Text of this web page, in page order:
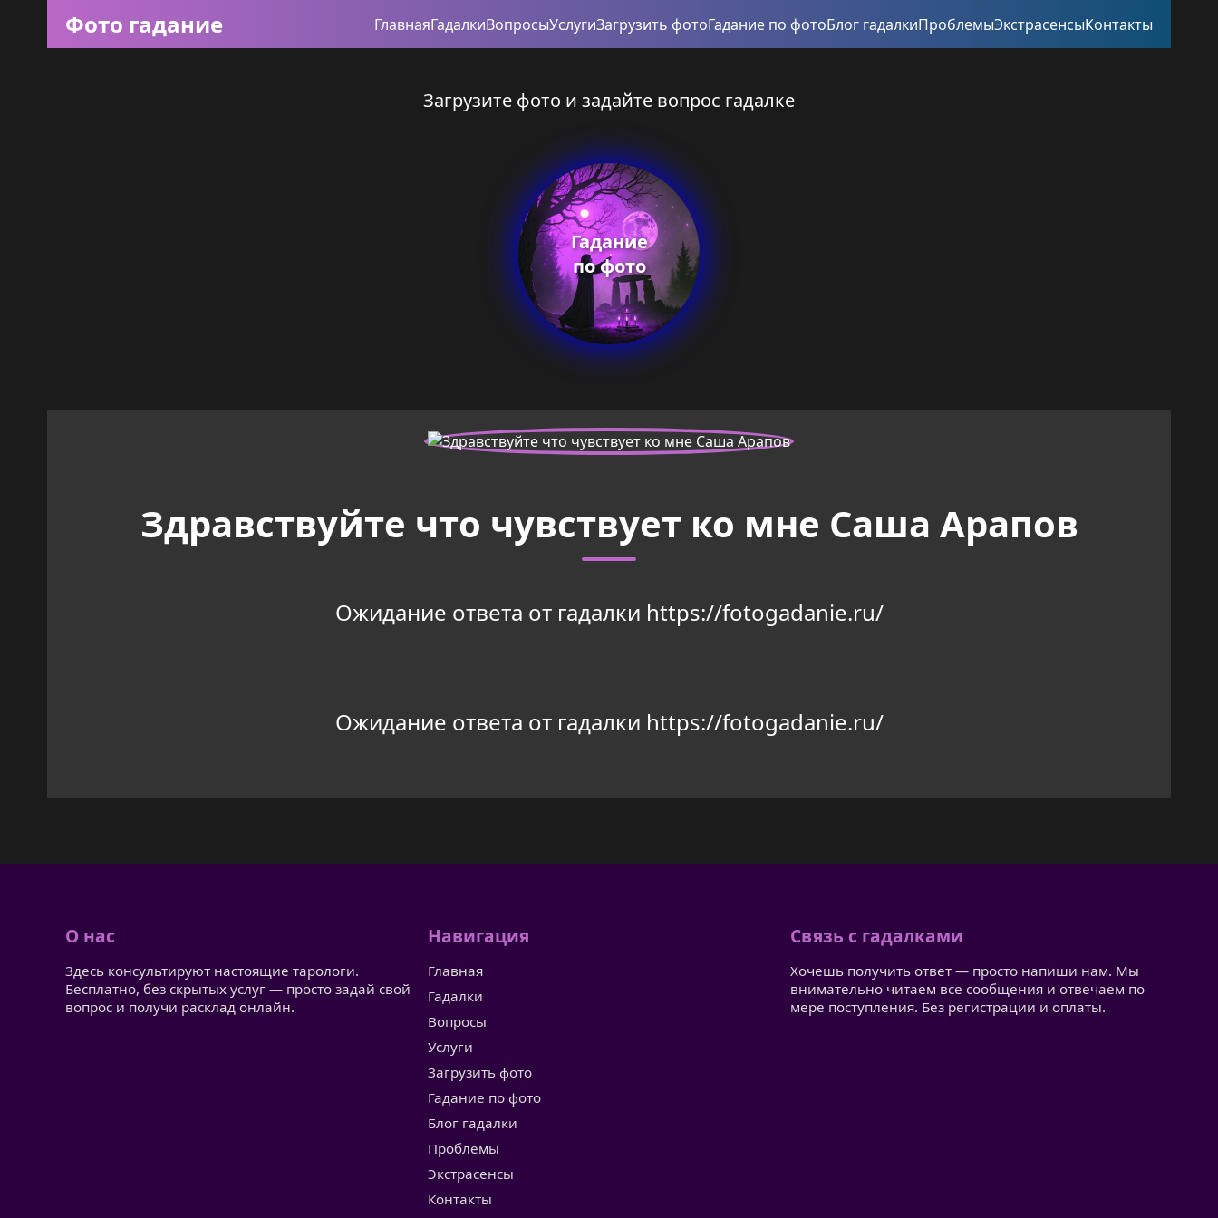
Фото гадание ГлавнаяГадалкиВопросыУслугиЗагрузить фотоГадание по фотоБлог гадалкиПроблемыЭкстрасенсыКонтакты
Загрузите фото и задайте вопрос гадалке
Гадание
по фото
Здравствуйте что чувствует ко мне Саша Арапов
Ожидание ответа от гадалки https://fotogadanie.ru/
Ожидание ответа от гадалки https://fotogadanie.ru/
О нас
Здесь консультируют настоящие тарологи.
Бесплатно, без скрытых услуг — просто задай свой
вопрос и получи расклад онлайн.
Навигация
Главная
Гадалки
Вопросы
Услуги
Загрузить фото
Гадание по фото
Блог гадалки
Проблемы
Экстрасенсы
Контакты
Связь с гадалками
Хочешь получить ответ — просто напиши нам. Мы
внимательно читаем все сообщения и отвечаем по
мере поступления. Без регистрации и оплаты.